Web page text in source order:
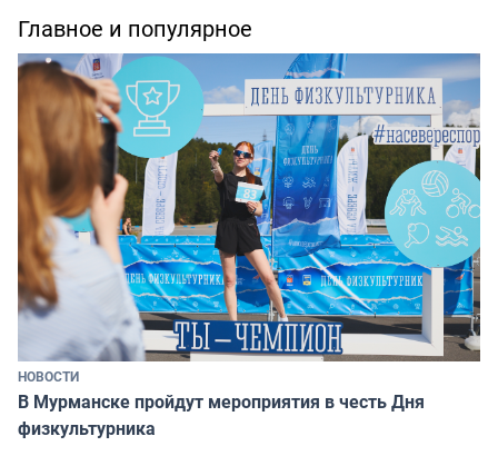
Главное и популярное
НОВОСТИ
В Мурманске пройдут мероприятия в честь Дня
физкультурника